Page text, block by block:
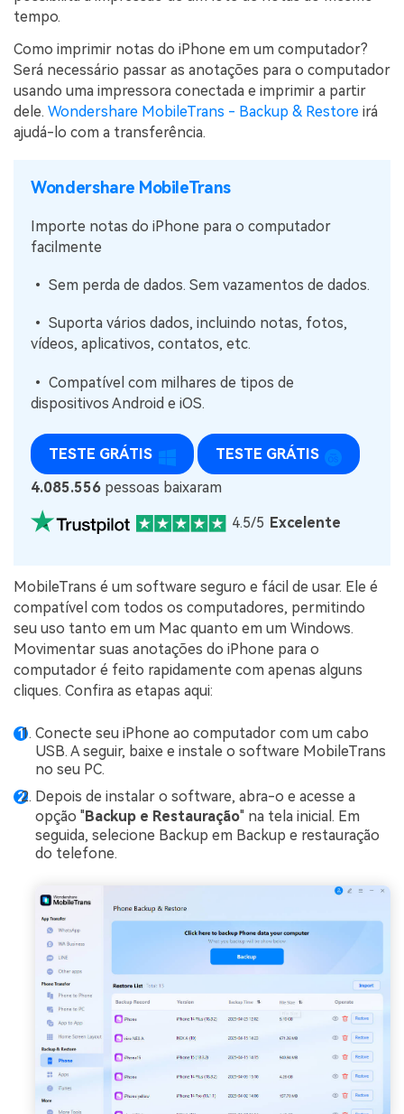
tempo.
Como imprimir notas do iPhone em um computador?
Será necessário passar as anotações para o computador
usando uma impressora conectada e imprimir a partir
dele. Wondershare MobileTrans - Backup & Restore irá
ajudá-lo com a transferência.
Wondershare MobileTrans
Importe notas do iPhone para o computador
facilmente
• Sem perda de dados. Sem vazamentos de dados.
• Suporta vários dados, incluindo notas, fotos,
vídeos, aplicativos, contatos, etc.
• Compatível com milhares de tipos de
dispositivos Android e iOS.
TESTE GRÁTIS
TESTE GRÁTIS
4.085.556 pessoas baixaram
4.5/5 Excelente
MobileTrans é um software seguro e fácil de usar. Ele é
compatível com todos os computadores, permitindo
seu uso tanto em um Mac quanto em um Windows.
Movimentar suas anotações do iPhone para o
computador é feito rapidamente com apenas alguns
cliques. Confira as etapas aqui:
Conecte seu iPhone ao computador com um cabo
USB. A seguir, baixe e instale o software MobileTrans
no seu PC.
Depois de instalar o software, abra-o e acesse a
opção "Backup e Restauração" na tela inicial. Em
seguida, selecione Backup em Backup e restauração
do telefone.